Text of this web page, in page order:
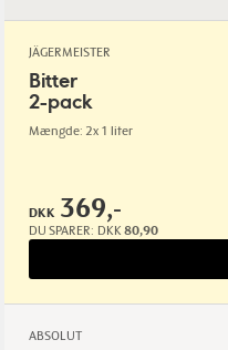
JÄGERMEISTER
Bitter
2-pack
Mængde: 2x 1 liter
DKK 369,-
DU SPARER: DKK 80,90
ABSOLUT